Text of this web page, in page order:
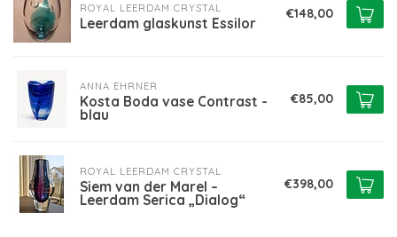
ROYAL LEERDAM CRYSTAL
Leerdam glaskunst Essilor
€148,00
ANNA EHRNER
Kosta Boda vase Contrast -
blau
€85,00
ROYAL LEERDAM CRYSTAL
Siem van der Marel –
Leerdam Serica „Dialog“
€398,00